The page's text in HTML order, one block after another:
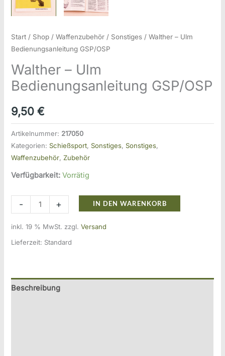
Start / Shop /Waffenzubehör / Sonstiges / Walther – Ulm
Bedienungsanleitung GSP/OSP
Walther – Ulm
Bedienungsanleitung GSP/OSP
9,50€
Artikelnummer: 217050
Kategorien: Schießsport, Sonstiges, Sonstiges,
Waffenzubehör,Zubehör
Verfügbarkeit: Vorrätig
-
-
Ulm
Bedienungsanleitung
+ IN DEN WARENKORB
inkl. 19 % MwSt. zzgl.Versand
Lieferzeit: Standard
Beschreibung